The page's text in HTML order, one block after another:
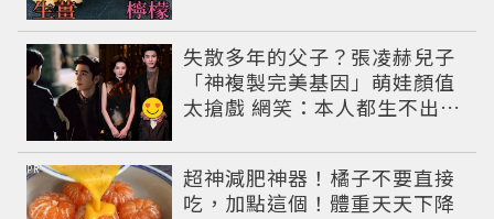
失散多年的父子？張凌赫兒子
「神複製完美基因」萌娃顏值
太搶戲 網笑：本人都生不出這
超神減肥神器！橘子不要直接
吃，加點這個！體重天天下降
PR